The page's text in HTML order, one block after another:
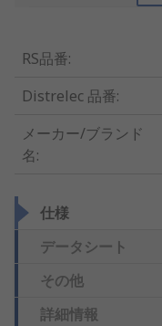
RS品番:
Distrelec 品番:
メーカー/ブランド
名:
仕様
データシート
その他
詳細情報